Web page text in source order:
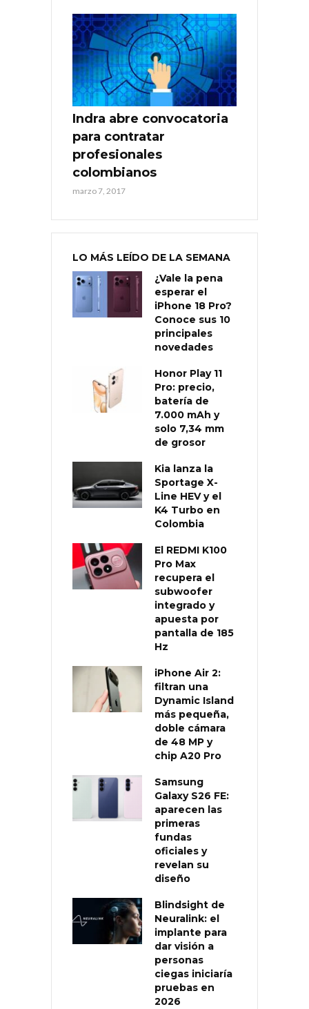
Indra abre convocatoria
para contratar
profesionales
colombianos
marzo 7, 2017
LO MÁS LEÍDO DE LA SEMANA
¿Vale la pena
esperar el
iPhone 18 Pro?
Conoce sus 10
principales
novedades
Honor Play 11
Pro: precio,
batería de
7.000 mAh y
solo 7,34 mm
de grosor
Kia lanza la
Sportage X-
Line HEV y el
K4 Turbo en
Colombia
El REDMI K100
Pro Max
recupera el
subwoofer
integrado y
apuesta por
pantalla de 185
Hz
iPhone Air 2:
filtran una
Dynamic Island
más pequeña,
doble cámara
de 48 MP y
chip A20 Pro
Samsung
Galaxy S26 FE:
aparecen las
primeras
fundas
oficiales y
revelan su
diseño
Blindsight de
Neuralink: el
implante para
dar visión a
personas
ciegas iniciaría
pruebas en
2026